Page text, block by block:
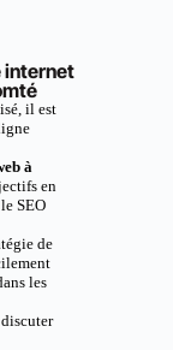
internet
il est
à
en
SEO
de
les